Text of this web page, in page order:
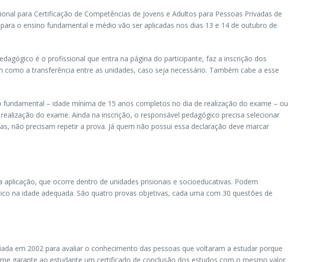
para Certificação de Competências de Jovens e Adultos para Pessoas Privadas de
o ensino fundamental e médio vão ser aplicadas nos dias 13 e 14 de outubro de
é o profissional que entra na página do participante, faz a inscrição dos
a transferência entre as unidades, caso seja necessário. Também cabe a esse
– idade mínima de 15 anos completos no dia de realização do exame – ou
do exame. Ainda na inscrição, o responsável pedagógico precisa selecionar
não precisam repetir a prova. Já quem não possui essa declaração deve marcar
que ocorre dentro de unidades prisionais e socioeducativas. Podem
na idade adequada. São quatro provas objetivas, cada uma com 30 questões de
em 2002 para avaliar o conhecimento das pessoas que voltaram a estudar porque
garante ao estudante um certificado de conclusão dos estudos com o mesmo valor